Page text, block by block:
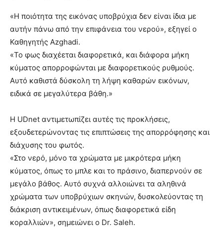
«Η ποιότητα της εικόνας υποβρύχια δεν είναι ίδια με
αυτήν πάνω από την επιφάνεια του νερού», εξηγεί ο
Καθηγητής Azghadi.
«Το φως διαχέεται διαφορετικά, και διάφορα μήκη
κύματος απορροφώνται με διαφορετικούς ρυθμούς.
Αυτό καθιστά δύσκολη τη λήψη καθαρών εικόνων,
ειδικά σε μεγαλύτερα βάθη.»
Η UDnet αντιμετωπίζει αυτές τις προκλήσεις,
εξουδετερώνοντας τις επιπτώσεις της απορρόφησης και
διάχυσης του φωτός.
«Στο νερό, μόνο τα χρώματα με μικρότερα μήκη
κύματος, όπως το μπλε και το πράσινο, διαπερνούν σε
μεγάλο βάθος. Αυτό συχνά αλλοιώνει τα αληθινά
χρώματα των υποβρύχιων σκηνών, δυσκολεύοντας τη
διάκριση αντικειμένων, όπως διαφορετικά είδη
κοραλλιών», σημειώνει ο Dr. Saleh.